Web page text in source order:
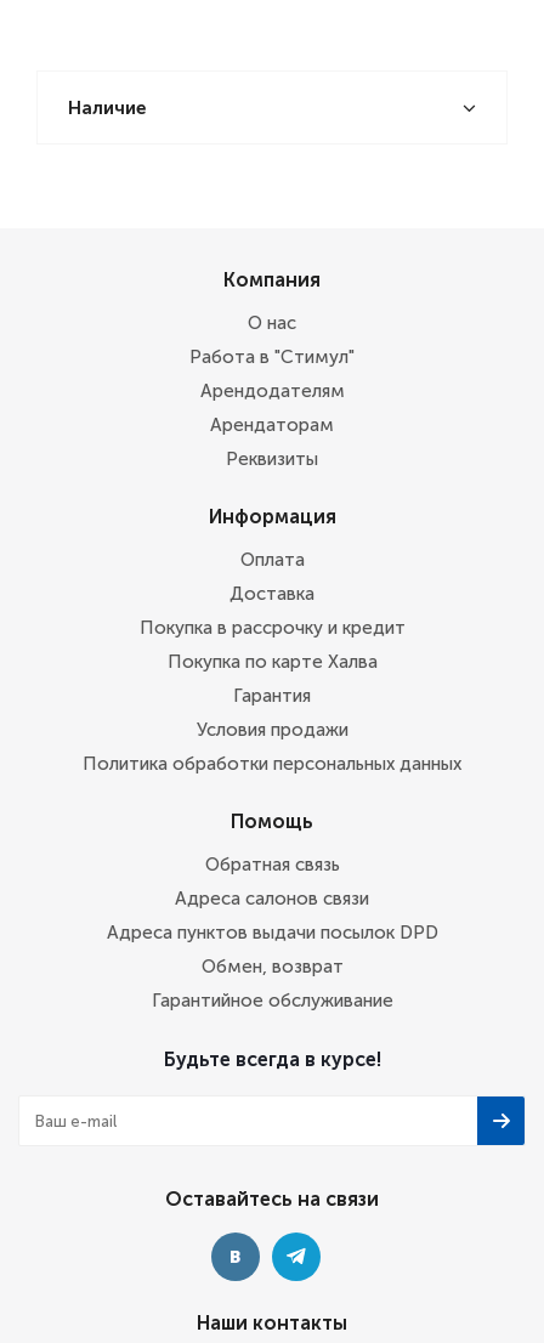
Наличие
Компания
О нас
Работа в "Стимул"
Арендодателям
Арендаторам
Реквизиты
Информация
Оплата
Доставка
Покупка в рассрочку и кредит
Покупка по карте Халва
Гарантия
Условия продажи
Политика обработки персональных данных
Помощь
Обратная связь
Адреса салонов связи
Адреса пунктов выдачи посылок DPD
Обмен, возврат
Гарантийное обслуживание
Будьте всегда в курсе!
Оставайтесь на связи
Наши контакты